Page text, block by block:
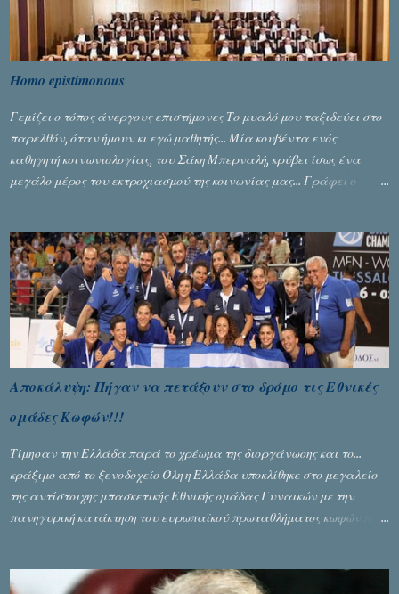
Homo epistimonous
Γεμίζει ο τόπος άνεργους επιστήμονες Το μυαλό μου ταξιδεύει στο
παρελθόν, όταν ήμουν κι εγώ μαθητής... Μία κουβέντα ενός
καθηγητή κοινωνιολογίας, του Σάκη Μπερναλή, κρύβει ίσως ένα
μεγάλο μέρος του εκτροχιασμού της κοινωνίας μας... Γράφει ο
Αποκάλυψη: Πήγαν να πετάξουν στο δρόμο τις Εθνικές
ομάδες Κωφών!!!
Τίμησαν την Ελλάδα παρά το χρέωμα της διοργάνωσης και το...
κράξιμο από το ξενοδοχείο Όλη η Ελλάδα υποκλίθηκε στο μεγαλείο
της αντίστοιχης μπασκετικής Εθνικής ομάδας Γυναικών με την
πανηγυρική κατάκτηση του ευρωπαϊκού πρωταθλήματος κωφών που
Ζέρβα με την πορεία τους που ολοκληρώθηκε με τη νίκη τους στον